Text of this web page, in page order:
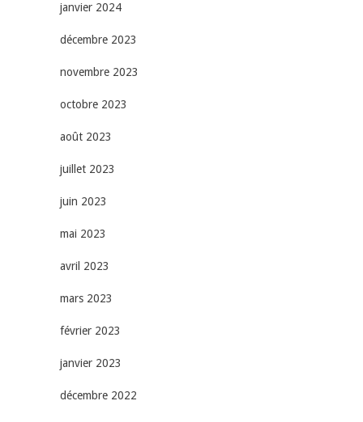
janvier 2024
décembre 2023
novembre 2023
octobre 2023
août 2023
juillet 2023
juin 2023
mai 2023
avril 2023
mars 2023
février 2023
janvier 2023
décembre 2022